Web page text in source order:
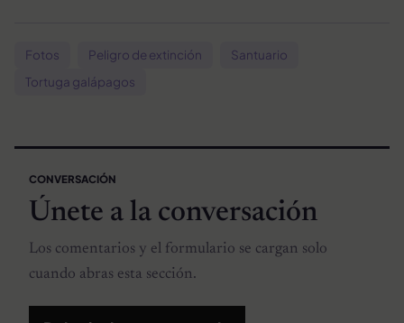
Fotos Peligro de extinción
Santuario
Tortuga galápagos
CONVERSACIÓN
Únete a la conversación
Los comentarios y el formulario se cargan solo
cuando abras esta sección.